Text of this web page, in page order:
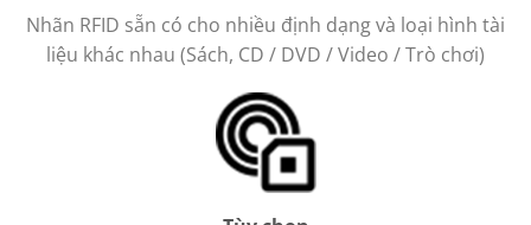
Nhãn RFID sẵn có cho nhiều định dạng và loại hình tài
liệu khác nhau (Sách, CD / DVD / Video / Trò chơi)